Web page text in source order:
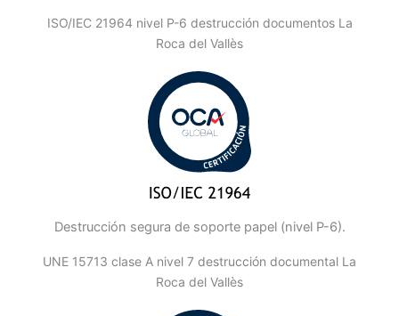
ISO/IEC 21964 nivel P-6 destrucción documentos La
Roca del Vallès
Destrucción segura de soporte papel (nivel P-6).
UNE 15713 clase A nivel 7 destrucción documental La
Roca del Vallès